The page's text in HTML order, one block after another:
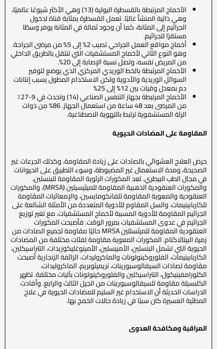
الأخماج المرتبطة بالقسطرة البولية (13) وهي الأكثر شيوعًا عالميًا،
وهي ذاتية المنشأ غالبًا. تعمل القسطرة بمثابة قناة لدخول
الجراثيم إلى المثانة، كما أن وجود ثمالة في المثانة يوفر وسطًا
مستقرًا للجراثيم.
أخماج مواقع العمل الجراحي تصيب 2% إلى 5% من مرضى الجراحة.
وهو النوع الثاني لأخماج المستشفيات التي تنتقل بالطريق الداخلي
من المريض نفسه، وتصل نسبة الإصابة إلى 20%.
الأخماج المرتبطة بالخط الوريدي المركزي الذي يوضع لتوفير
السوائل الوريدية والأدوية ولكن الاستخدام المطول يسبب إنتانات
دم بمعدل وفيات بين 12% إلى 25%
الأخماج المرتبطة بجهاز التنفس الصناعي (14) وتحدث في 9-27٪
من المرضى بعد 48 ساعة من استعمال الجهاز. 86% من ذوات
الرئة المستشفوية ترتبط بالتهوية الاصطناعية.
المقاومة على المضادات الحيوية
حرض العلاج العشوائي بالصادات على زيادة المقاومة، وكذلك الجرعات غير
الصحيحة، ومدة الاستعمال غير المضبوطة، وسوء التطبيق على الحيوانات
في مجال الطب البيطري. تعد المكورات الرئوية المقاومة للبنسلين،
والمكورات العنقودية الذهبية المقاومة للميثيسيلين (MRSA)، والمكورات
العنقودية والمعوية المقاومة للفانكومايسين، والإمعائيات المقاومة
للكاربابينيمات، والسل المقاوم للأدوية المتعددة من الأمثلة الشائعة على
الجراثيم المقاومة للأدوية المسببة لأخماج المستشفيات. مع تغير توزيع
الجراثيم في عدوى المستشفيات بمرور الوقت. فأصبحت المكورات
العنقودية المقاومة للميثسللين MRSA حاليًا مقاومة لجميع الصادات من
زمرة البيتالاكتام. المكورات المعوية مقاومة لفئات مختلفة من المضادات
الحيوية التي تشمل البنسلين، الأمبيسلين، الأمينوغليكوزيدات، التتراسيكلين،
الكاربابينيمات، الفلوروكينولونات والماكروليدات. الزائفة الزنجارية أصبحت
مقاومة لصادات السيفالوسبورينات، تريميثوبريم، الماكروليدات،
الكلورامفينيكول، التتراسيكلين والفلوروكينولونات بآليات مختلفة. تظهر
الكلبسيلة مقاومة للسيفالوسبورينات من الجيل الثالث والرابع. وأفادت
الدراسات الحديثة أن الاستخدام غير السليم للمضادات الحيوية في علاج
المطثية العسيرة كان سببًا في زيادة حالات الخمج بها.
المراقبة ومكافحة العدوى